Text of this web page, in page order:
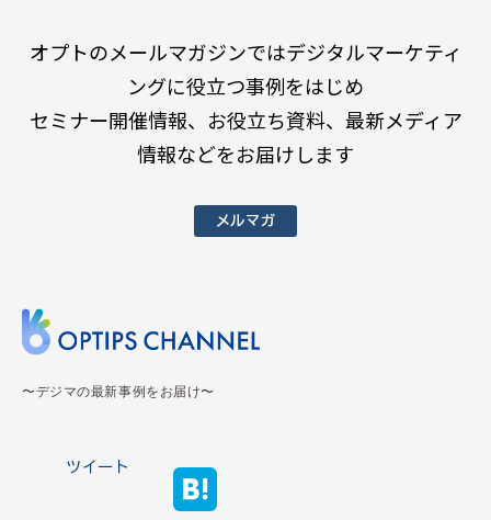
オプトのメールマガジンではデジタルマーケティ
ングに役立つ事例をはじめ
セミナー開催情報、お役立ち資料、最新メディア
情報などをお届けします
メルマガ
〜デジマの最新事例をお届け〜
ツイート